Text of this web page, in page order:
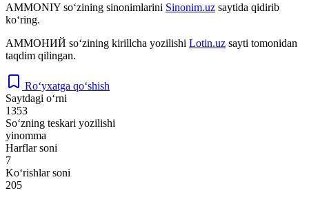
AMMONIY so‘zining sinonimlarini Sinonim.uz saytida qidirib
ko‘ring.
АММОНИЙ so‘zining kirillcha yozilishi Lotin.uz sayti tomonidan
taqdim qilingan.
Ro‘yxatga qo‘shish
Saytdagi o‘rni
1353
So‘zning teskari yozilishi
yinomma
Harflar soni
7
Ko‘rishlar soni
205